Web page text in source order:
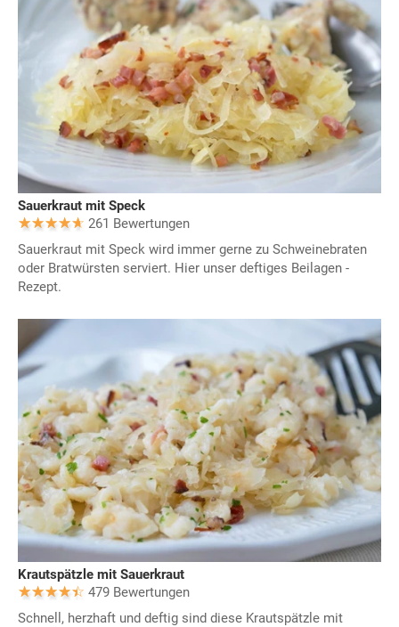
Sauerkraut mit Speck
261 Bewertungen
Sauerkraut mit Speck wird immer gerne zu Schweinebraten
oder Bratwürsten serviert. Hier unser deftiges Beilagen -
Rezept.
Krautspätzle mit Sauerkraut
479 Bewertungen
Schnell, herzhaft und deftig sind diese Krautspätzle mit